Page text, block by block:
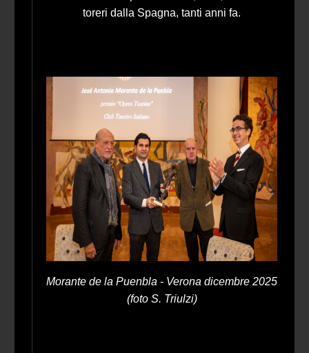
toreri dalla Spagna, tanti anni fa.
Morante de la Puenbla - Verona dicembre 2025
(foto S. Triulzi)